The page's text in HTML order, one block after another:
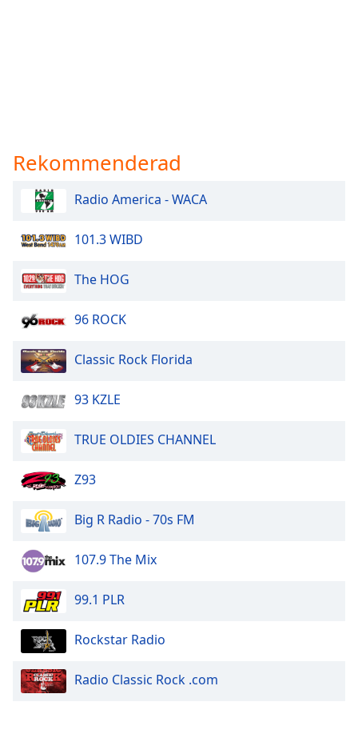
Rekommenderad
Radio America - WACA
101.3 WIBD
The HOG
96 ROCK
Classic Rock Florida
93 KZLE
TRUE OLDIES CHANNEL
Z93
Big R Radio - 70s FM
107.9 The Mix
99.1 PLR
Rockstar Radio
Radio Classic Rock .com